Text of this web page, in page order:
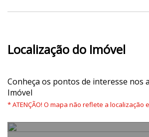
Localização do Imóvel
Conheça os pontos de interesse nos
Imóvel
* ATENÇÃO! O mapa não reflete a localização